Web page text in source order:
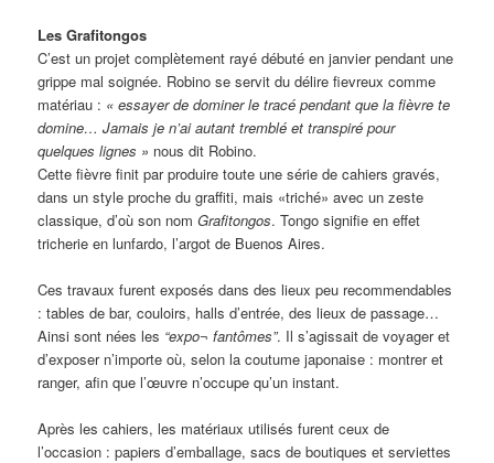
Les Grafitongos
C’est un projet complètement rayé débuté en janvier pendant une
grippe mal soignée. Robino se servit du délire fievreux comme
matériau : « essayer de dominer le tracé pendant que la fièvre te
domine… Jamais je n’ai autant tremblé et transpiré pour
quelques lignes » nous dit Robino.
Cette fièvre finit par produire toute une série de cahiers gravés,
dans un style proche du graffiti, mais «triché» avec un zeste
classique, d’où son nomGrafitongos. Tongo signifie en effet
tricherie en lunfardo, l’argot de Buenos Aires.
Ces travaux furent exposés dans des lieux peu recommendables
: tables de bar, couloirs, halls d’entrée, des lieux de passage…
Ainsi sont nées les “expo¬ fantômes”. Il s’agissait de voyager et
d’exposer n’importe où, selon la coutume japonaise : montrer et
ranger, afin que l’œuvre n’occupe qu’un instant.
Après les cahiers, les matériaux utilisés furent ceux de
l’occasion : papiers d’emballage, sacs de boutiques et serviettes